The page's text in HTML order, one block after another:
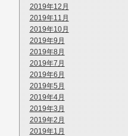
2019年12月
2019年11月
2019年10月
2019年9月
2019年8月
2019年7月
2019年6月
2019年5月
2019年4月
2019年3月
2019年2月
2019年1月